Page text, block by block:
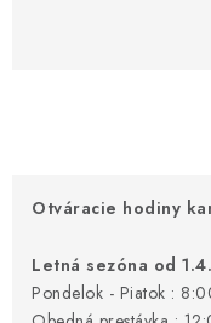
Otváracie hodiny
Letná sezóna od
Pondelok - Piatok :